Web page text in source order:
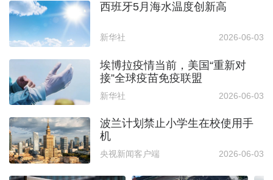
西班牙5月海水温度创新高
新华社 2026-06-03
埃博拉疫情当前，美国“重新对
接”全球疫苗免疫联盟
新华社 2026-06-03
波兰计划禁止小学生在校使用手
机
央视新闻客户端 2026-06-03